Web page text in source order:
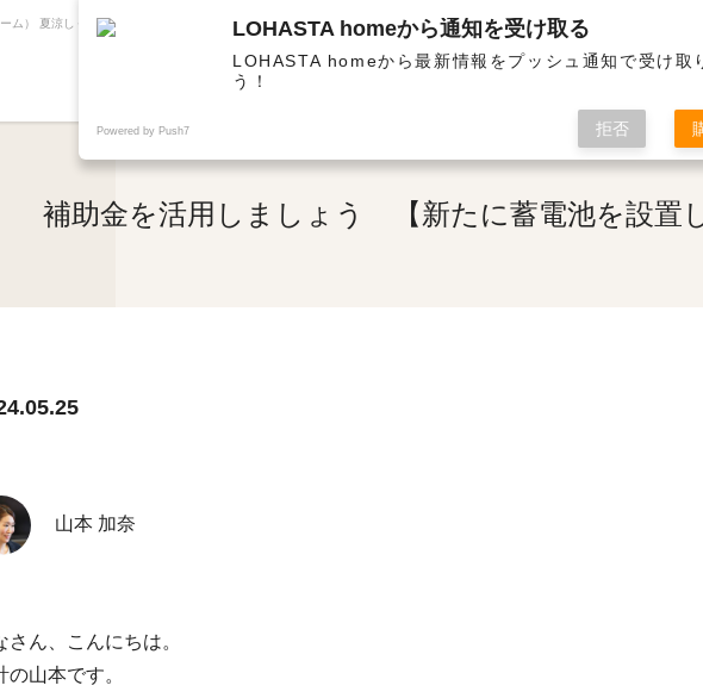
ム） 夏涼しく冬暖かい高断熱・高気密の高性能住宅 | 補助金を活用しましょう 【新たに蓄電池を設置したい方】
補助金を活用しましょう 【新たに蓄電池を設置
山本 加奈
さん、こんにちは。
の山本です。
LOHASTA homeから通知を受け取る
LOHASTA homeから最新情報をプッシュ通知で受け取
う！
Powered by Push7 拒否